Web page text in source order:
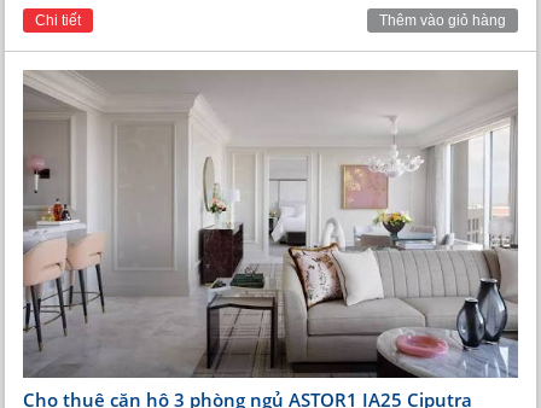
Phòng khách Vinhomes Riveside
Chi tiết Thêm vào giỏ hàng
Cho thuê căn hộ 3 phòng ngủ ASTOR1 IA25 Ciputra